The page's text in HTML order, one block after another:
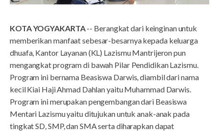
KOTA YOGYAKARTA-- Berangkat dari keinginan untuk
memberikan manfaat sebesar-besarnya kepada keluarga
dhuafa, Kantor Layanan (KL) Lazismu Mantrijeron pun
mengangkat program di bawah Pilar Pendidikan Lazismu.
Program ini bernama Beasiswa Darwis, diambil dari nama
kecil Kiai Haji Ahmad Dahlan yaitu Muhammad Darwis.
Program ini merupakan pengembangan dari Beasiswa
Mentari Lazismu yaitu ditujukan untuk anak-anak pada
tingkat SD, SMP, dan SMA serta diharapkan dapat